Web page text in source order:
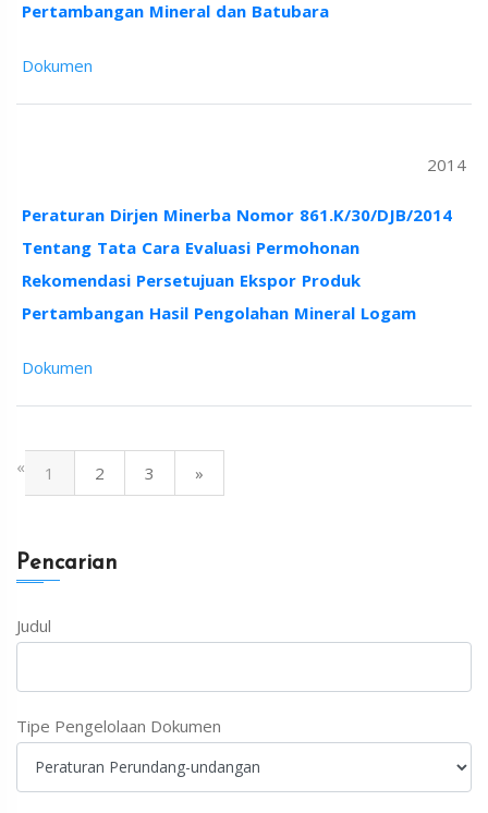
Pertambangan Mineral dan Batubara
Dokumen
2014
Peraturan Dirjen Minerba Nomor 861.K/30/DJB/2014
Tentang Tata Cara Evaluasi Permohonan
Rekomendasi Persetujuan Ekspor Produk
Pertambangan Hasil Pengolahan Mineral Logam
Dokumen
« 1 2 3 »
Pencarian
Judul
Tipe Pengelolaan Dokumen